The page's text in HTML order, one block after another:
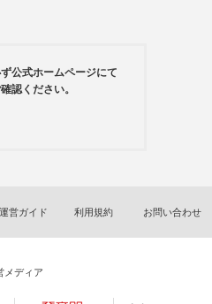
公式ホームページにて
認ください。
営ガイド 利用規約 お問い合わせ
メディア